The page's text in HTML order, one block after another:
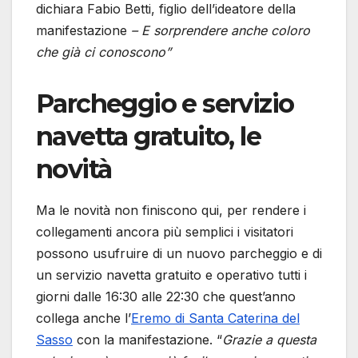
dichiara Fabio Betti, figlio dell’ideatore della
manifestazione – E sorprendere anche coloro
che già ci conoscono”
Parcheggio e servizio
navetta gratuito, le
novità
Ma le novità non finiscono qui, per rendere i
collegamenti ancora più semplici i visitatori
possono usufruire di un nuovo parcheggio e di
un servizio navetta gratuito e operativo tutti i
giorni dalle 16:30 alle 22:30 che quest’anno
collega anche l’Eremo di Santa Caterina del
Sasso con la manifestazione. “Grazie a questa